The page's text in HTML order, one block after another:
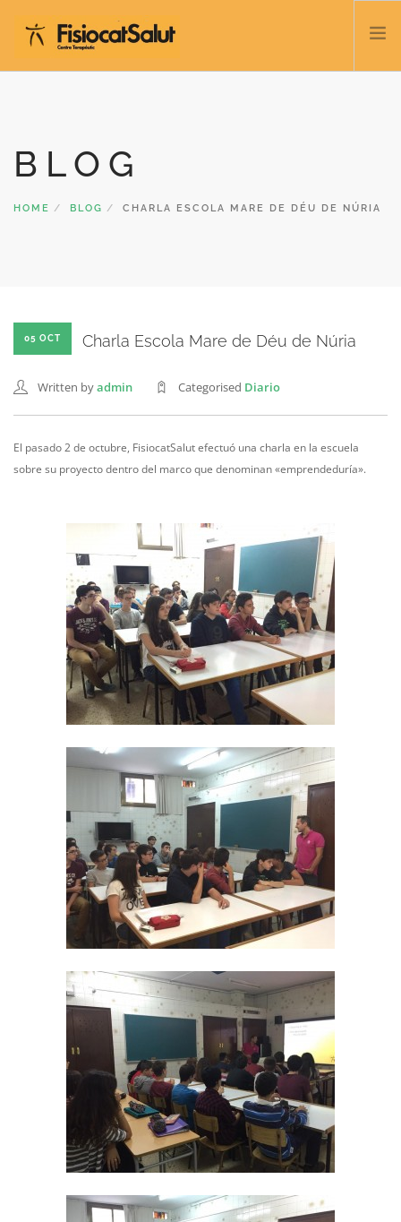
NOSOTROS
BLOG
BLOG
HOME BLOG CHARLA ESCOLA MARE DE DÉU DE NÚRIA
05 OCT Charla Escola Mare de Déu de Núria
Written byadmin Categorised Diario
El pasado 2 de octubre, FisiocatSalut efectuó una charla en la escuela
sobre su proyecto dentro del marco que denominan «emprendeduría».